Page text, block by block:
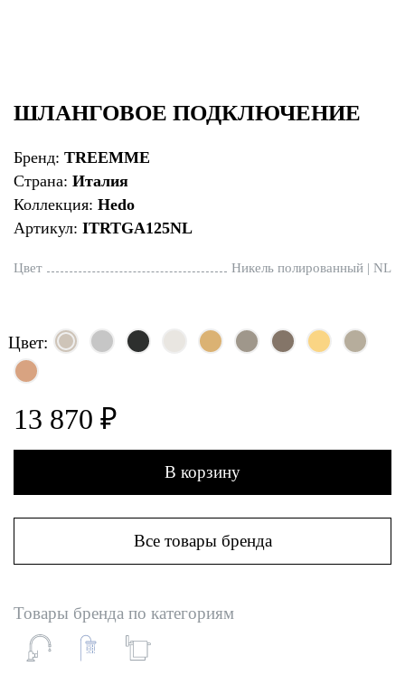
ШЛАНГОВОЕ ПОДКЛЮЧЕНИЕ
Бренд: TREEMME
Страна: Италия
Коллекция: Hedo
Артикул: ITRTGA125NL
Цвет Никель полированный | NL
Цвет:
13 870 ₽
В корзину
Все товары бренда
Товары бренда по категориям